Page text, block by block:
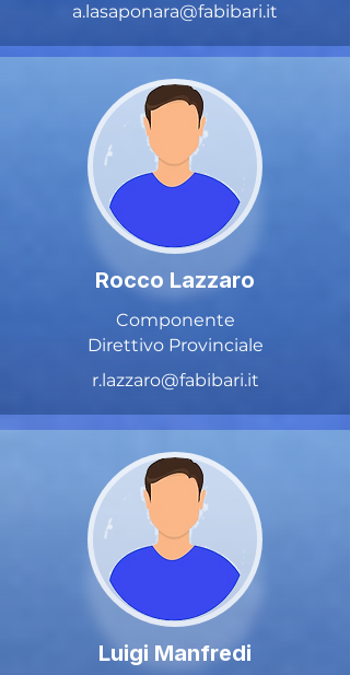
a.lasaponara@fabibari.it
Rocco Lazzaro
Componente
Direttivo Provinciale
r.lazzaro@fabibari.it
Luigi Manfredi